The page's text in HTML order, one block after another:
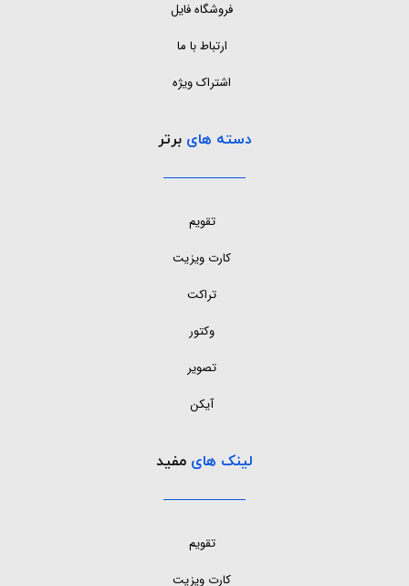
فروشگاه فایل
ارتباط با ما
اشتراک ویژه
دسته های برتر
تقویم
کارت ویزیت
تراکت
وکتور
تصویر
آیکن
لینک های مفید
تقویم
کارت ویزیت